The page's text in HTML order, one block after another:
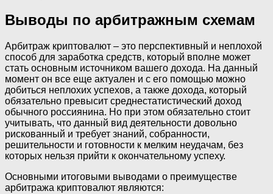
Выводы по арбитражным схемам
Арбитраж криптовалют – это перспективный и неплохой
способ для заработка средств, который вполне может
стать основным источником вашего дохода. На данный
момент он все еще актуален и с его помощью можно
добиться неплохих успехов, а также дохода, который
обязательно превысит среднестатистический доход
обычного россиянина. Но при этом обязательно стоит
учитывать, что данный вид деятельности довольно
рискованный и требует знаний, собранности,
решительности и готовности к мелким неудачам, без
которых нельзя прийти к окончательному успеху.
Основными итоговыми выводами о преимуществе
арбитража криптовалют являются: